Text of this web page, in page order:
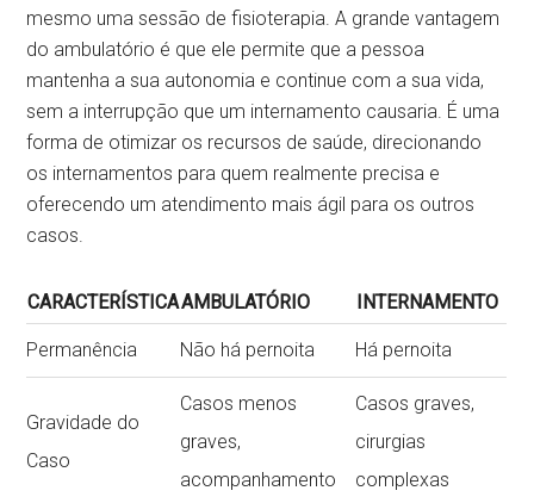
mesmo uma sessão de fisioterapia. A grande vantagem
do ambulatório é que ele permite que a pessoa
mantenha a sua autonomia e continue com a sua vida,
sem a interrupção que um internamento causaria. É uma
forma de otimizar os recursos de saúde, direcionando
os internamentos para quem realmente precisa e
oferecendo um atendimento mais ágil para os outros
casos.
CARACTERÍSTICAAMBULATÓRIO INTERNAMENTO
Permanência Não há pernoita Há pernoita
Gravidade do
Caso
Casos menos
graves,
acompanhamento
Casos graves,
cirurgias
complexas